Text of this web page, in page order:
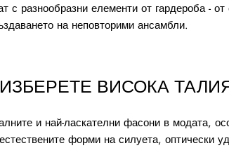
с разнообразни елементи от гардероба -
на неповторими ансамбли.
ВИСОКА
и най-ласкателни фасони в модата,
форми на силуета, оптически